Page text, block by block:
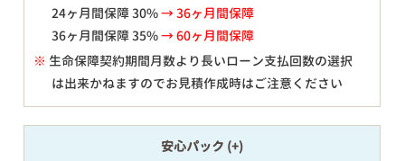
24ヶ月間保障 30%→ 36ヶ月間保障
36ヶ月間保障 35%→ 60ヶ月間保障
※ 生命保障契約期間月数より長いローン支払回数の選択
は出来かねますのでお見積作成時はご注意ください
安心パック